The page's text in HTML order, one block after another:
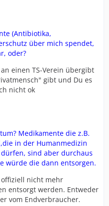
(Antibiotika,
über mich spendet,
oder?
einen TS-Verein übergibt
gibt und Du es
nicht ok
Medikamente die z.B.
in der Humanmedizin
sind aber durchaus
würde die dann entsorgen.
nicht mehr
entsorgt werden. Entweder
vom Endverbraucher.